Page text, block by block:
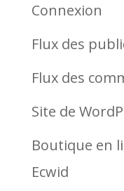
Connexion
Flux des
Flux des
Site de
Boutique en
Ecwid